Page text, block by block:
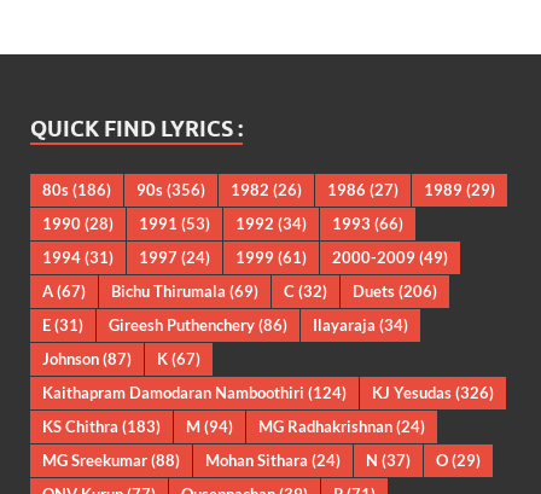
QUICK FIND LYRICS :
80s(186) 90s(356) 1982 (26) 1986 (27) 1989(29)
1990(28) 1991 (53) 1992 (34) 1993 (66)
1994(31) 1997 (24) 1999(61) 2000-2009(49)
A(67) Bichu Thirumala (69) C (32) Duets(206)
E(31) Gireesh Puthenchery(86) Ilayaraja (34)
Johnson(87) K(67)
Kaithapram Damodaran Namboothiri (124) KJ Yesudas(326)
KS Chithra (183) M(94) MG Radhakrishnan(24)
MG Sreekumar(88) Mohan Sithara (24) N (37) O(29)